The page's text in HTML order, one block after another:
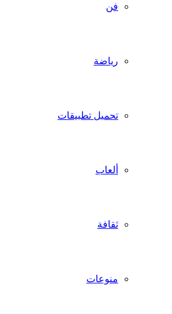
فن
رياضة
تحميل تطبيقات
ألعاب
ثقافة
منوعات